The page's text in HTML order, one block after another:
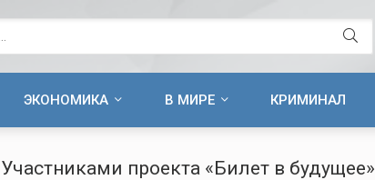
ЭКОНОМИКА В МИРЕ КРИМИНАЛ
Участниками проекта «Билет в будущее»